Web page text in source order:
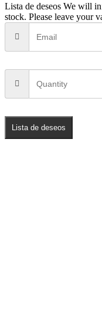
Lista de deseos We will
stock. Please leave your
Lista de deseos